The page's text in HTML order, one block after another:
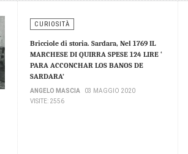
CURIOSITÀ
Bricciole di storia. Sardara, Nel 1769 IL
MARCHESE DI QUIRRA SPESE 124 LIRE ‘
PARA ACCONCHAR LOS BANOS DE
SARDARA’
ANGELO MASCIA
03 MAGGIO 2020
VISITE: 2556